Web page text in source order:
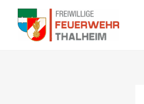
Zum
Inhalt
springen